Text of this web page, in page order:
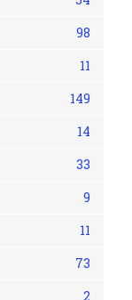
98
11
149
14
33
9
11
73
2